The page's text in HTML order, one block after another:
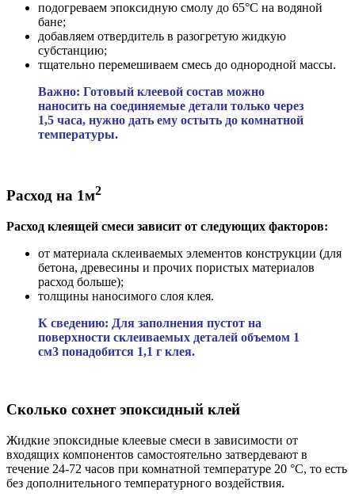
подогреваем эпоксидную смолу до 65°С на водяной
бане;
добавляем отвердитель в разогретую жидкую
субстанцию;
тщательно перемешиваем смесь до однородной массы.
Важно: Готовый клеевой состав можно
наносить на соединяемые детали только через
1,5 часа, нужно дать ему остыть до комнатной
температуры.
Расход на 1м2
Расход клеящей смеси зависит от следующих факторов:
от материала склеиваемых элементов конструкции (для
бетона, древесины и прочих пористых материалов
расход больше);
толщины наносимого слоя клея.
К сведению: Для заполнения пустот на
поверхности склеиваемых деталей объемом 1
см3 понадобится 1,1 г клея.
Сколько сохнет эпоксидный клей
Жидкие эпоксидные клеевые смеси в зависимости от
входящих компонентов самостоятельно затвердевают в
течение 24-72 часов при комнатной температуре 20 °C, то есть
без дополнительного температурного воздействия.